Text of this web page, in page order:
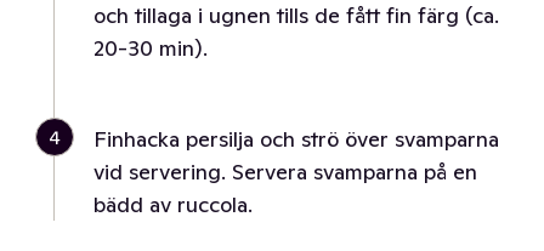
och tillaga i ugnen tills de fått fin färg (ca.
20-30 min).
4
Finhacka persilja och strö över svamparna
vid servering. Servera svamparna på en
bädd av ruccola.